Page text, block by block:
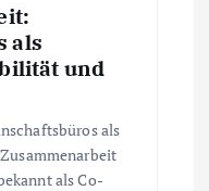
als
und
als
als Co-